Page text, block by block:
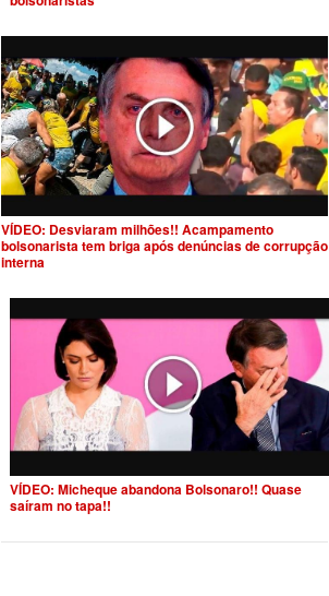
VÍDEO: Desviaram milhões!! Acampamento
bolsonarista tem briga após denúncias de corrupção
interna
VÍDEO: Micheque abandona Bolsonaro!! Quase
saíram no tapa!!